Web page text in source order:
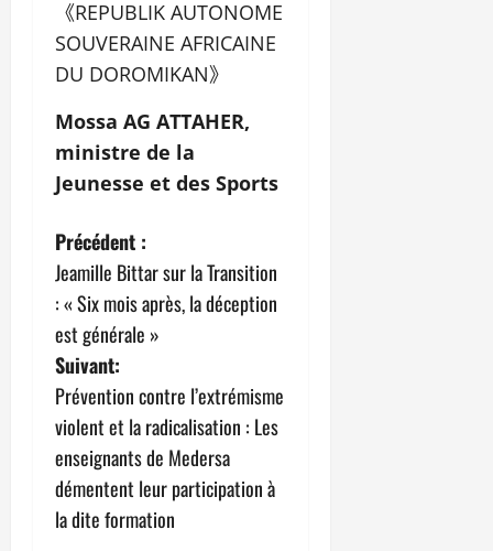
《REPUBLIK AUTONOME
SOUVERAINE AFRICAINE
DU DOROMIKAN》
Mossa AG ATTAHER,
ministre de la
Jeunesse et des Sports
N
a
v
i
g
a
t
Précédent :
Jeamille Bittar sur la Transition
: « Six mois après, la déception
est générale »
Suivant:
Prévention contre l’extrémisme
violent et la radicalisation : Les
enseignants de Medersa
démentent leur participation à
la dite formation